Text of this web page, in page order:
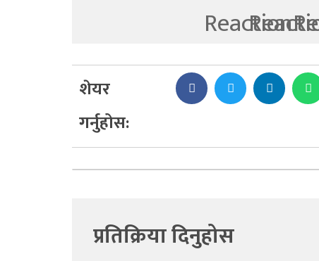
शेयर
गर्नुहोस:
प्रतिक्रिया दिनुहोस